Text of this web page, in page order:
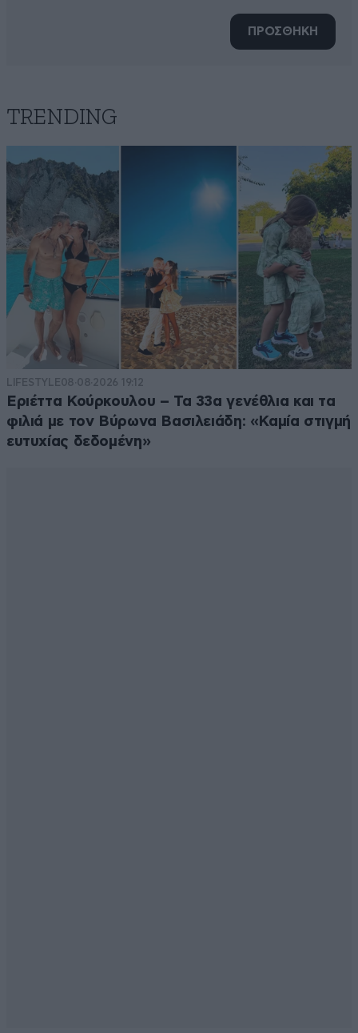
ΠΡΟΣΘΗΚΗ
TRENDING
LIFESTYLE08·08·2026 19:12
Εριέττα Κούρκουλου – Τα 33α γενέθλια και τα
φιλιά με τον Βύρωνα Βασιλειάδη: «Καμία στιγμή
ευτυχίας δεδομένη»